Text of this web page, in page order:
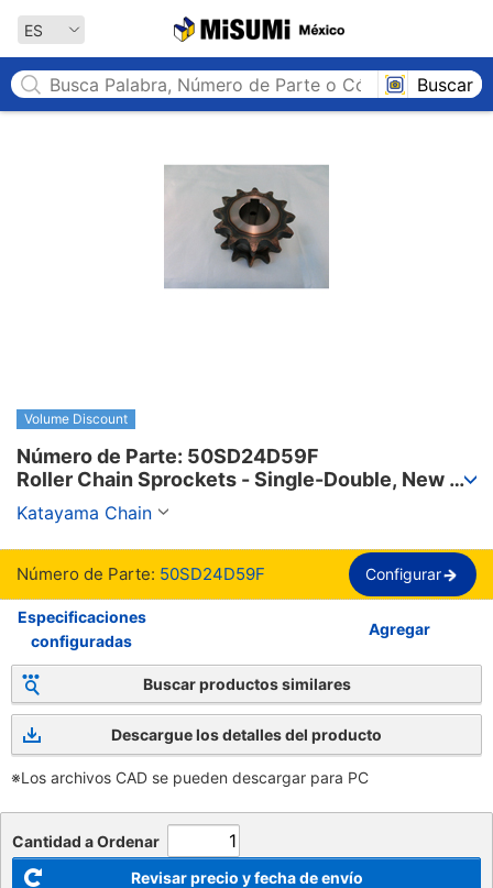
ES
Buscar
Volume Discount
Número de Parte: 50SD24D59F
Roller Chain Sprockets - Single-Double, New
JIS Key, 50 Chain
Katayama Chain
Número de Parte: 50SD24D59F Configurar
Especificaciones
configuradas
Agregar
Buscar productos similares
Descargue los detalles del producto
※Los archivos CAD se pueden descargar para PC
Cantidad a Ordenar
Revisar precio y fecha de envío